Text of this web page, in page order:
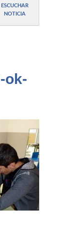
ESCUCHAR
NOTICIA
ok-